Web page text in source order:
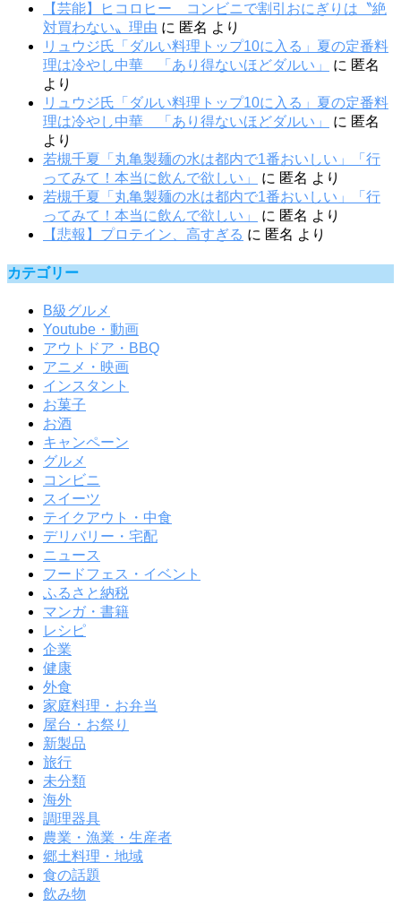
【芸能】ヒコロヒー コンビニで割引おにぎりは〝絶
対買わない〟理由 に 匿名 より
リュウジ氏「ダルい料理トップ10に入る」夏の定番料
理は冷やし中華 「あり得ないほどダルい」
に 匿名
より
リュウジ氏「ダルい料理トップ10に入る」夏の定番料
理は冷やし中華 「あり得ないほどダルい」
に 匿名
より
若槻千夏「丸亀製麺の水は都内で1番おいしい」「行
ってみて！本当に飲んで欲しい」
に 匿名 より
若槻千夏「丸亀製麺の水は都内で1番おいしい」「行
ってみて！本当に飲んで欲しい」
に 匿名 より
【悲報】プロテイン、高すぎる に 匿名 より
カテゴリー
B級グルメ
Youtube・動画
アウトドア・BBQ
アニメ・映画
インスタント
お菓子
お酒
キャンペーン
グルメ
コンビニ
スイーツ
テイクアウト・中食
デリバリー・宅配
ニュース
フードフェス・イベント
ふるさと納税
マンガ・書籍
レシピ
企業
健康
外食
家庭料理・お弁当
屋台・お祭り
新製品
旅行
未分類
海外
調理器具
農業・漁業・生産者
郷土料理・地域
食の話題
飲み物